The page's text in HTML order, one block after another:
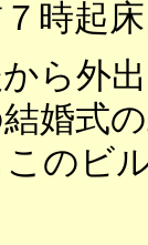
時起床
ら外出
婚式
このビ